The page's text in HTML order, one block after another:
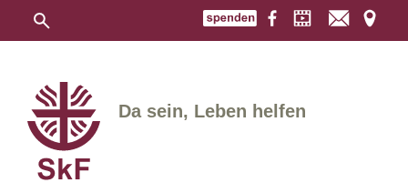
Da sein, Leben helfen